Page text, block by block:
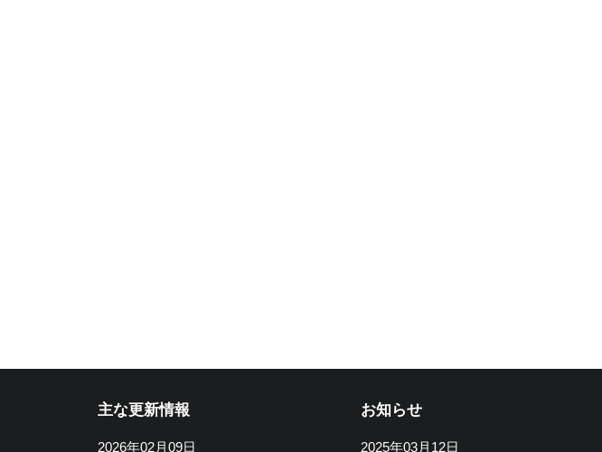
主な更新情報
2026年02月09日
お知らせ
2025年03月12日